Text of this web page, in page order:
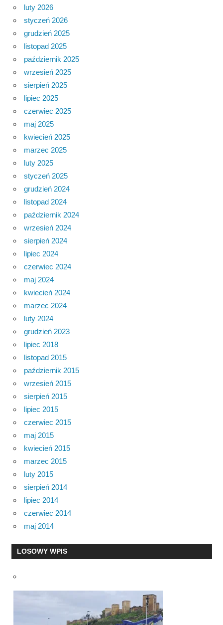
luty 2026
styczeń 2026
grudzień 2025
listopad 2025
październik 2025
wrzesień 2025
sierpień 2025
lipiec 2025
czerwiec 2025
maj 2025
kwiecień 2025
marzec 2025
luty 2025
styczeń 2025
grudzień 2024
listopad 2024
październik 2024
wrzesień 2024
sierpień 2024
lipiec 2024
czerwiec 2024
maj 2024
kwiecień 2024
marzec 2024
luty 2024
grudzień 2023
lipiec 2018
listopad 2015
październik 2015
wrzesień 2015
sierpień 2015
lipiec 2015
czerwiec 2015
maj 2015
kwiecień 2015
marzec 2015
luty 2015
sierpień 2014
lipiec 2014
czerwiec 2014
maj 2014
LOSOWY WPIS